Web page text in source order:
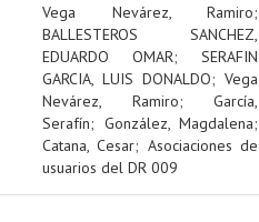
Vega Nevárez, Ramiro;
BALLESTEROS SANCHEZ,
EDUARDO OMAR; SERAFIN
GARCIA, LUIS DONALDO; Vega
Nevárez, Ramiro; García,
Serafín; González, Magdalena;
Catana, Cesar; Asociaciones de
usuarios del DR 009